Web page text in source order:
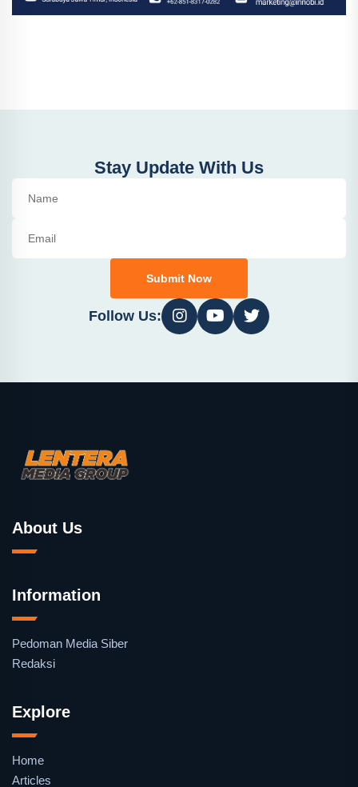
Stay Update With Us
Submit Now
Follow Us:
About Us
Information
Pedoman Media Siber
Redaksi
Explore
Home
Articles